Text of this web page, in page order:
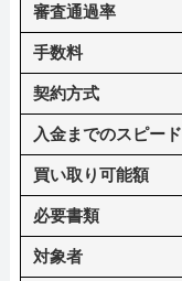
審査通過率
手数料
契約方式
入金までのスピード
買い取り可能額
必要書類
対象者